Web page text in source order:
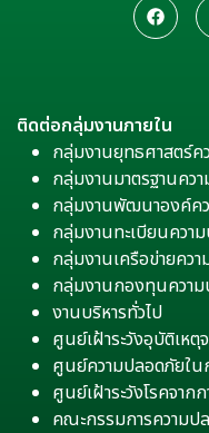
ติดต่อกลุ่มงานภายใน
กลุ่มงานยุทธศาสตร์ค
กลุ่มงานมาตรฐานคว
กลุ่มงานพัฒนาองค์คว
กลุ่มงานทะเบียนควา
กลุ่มงานเครือข่ายคว
กลุ่มงานกองทุนควา
งานบริหารทั่วไป
ศูนย์เฝ้าระวังอุบัติเหตุ
ศูนย์ความปลอดภัยใน
ศูนย์เฝ้าระวังโรคจาก
คณะกรรมการความป